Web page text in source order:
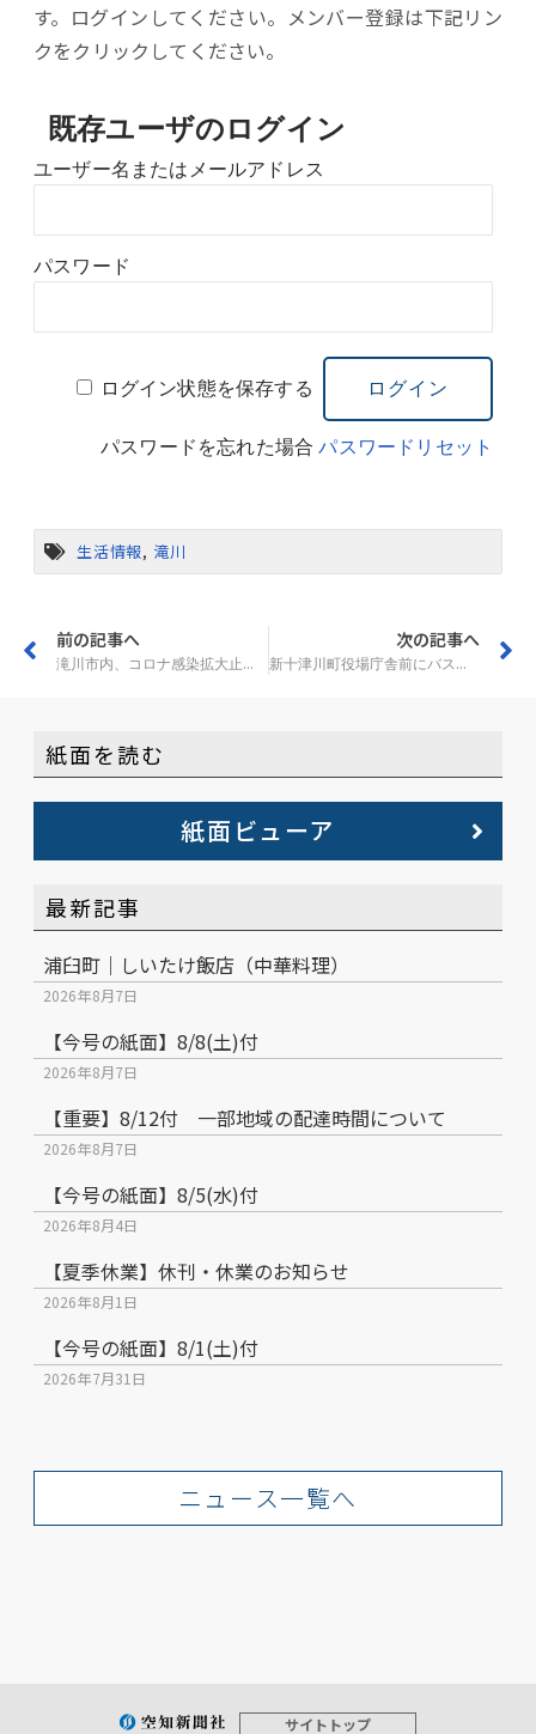
す。ログインしてください。メンバー登録は下記リン
クをクリックしてください。
既存ユーザのログイン
ユーザー名またはメールアドレス
パスワード
ログイン状態を保存する
パスワードを忘れた場合パスワードリセット
生活情報, 滝川
前の記事へ
滝川市内、コロナ感染拡大止まず 小学、高校で臨時休校
次の記事へ
新十津川町役場庁舎前にバスターミナル完成
紙面を読む
紙面ビューア
最新記事
浦臼町｜しいたけ飯店（中華料理）
2026年8月7日
【今号の紙面】8/8(土)付
2026年8月7日
【重要】8/12付 一部地域の配達時間について
2026年8月7日
【今号の紙面】8/5(水)付
2026年8月4日
【夏季休業】休刊・休業のお知らせ
2026年8月1日
【今号の紙面】8/1(土)付
2026年7月31日
ニュース一覧へ
サイトトップ